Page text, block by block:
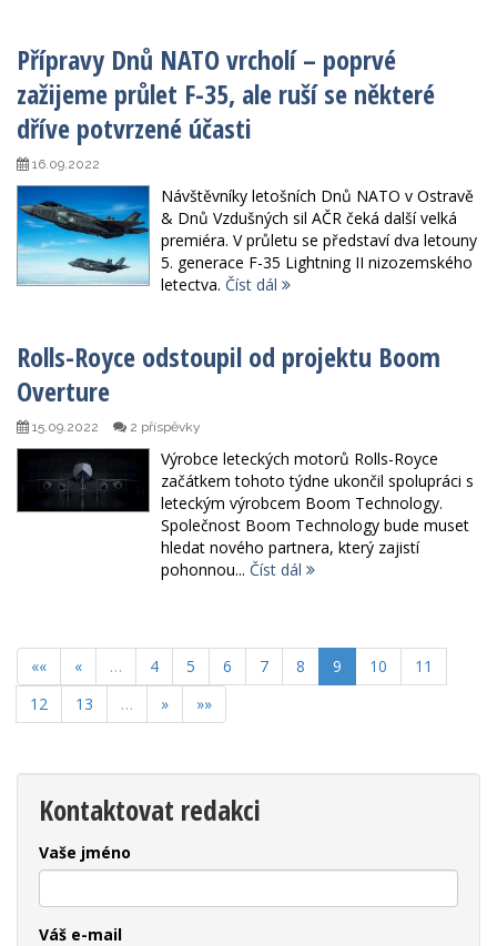
Přípravy Dnů NATO vrcholí – poprvé
zažijeme průlet F-35, ale ruší se některé
dříve potvrzené účasti
16.09.2022
Návštěvníky letošních Dnů NATO v Ostravě
& Dnů Vzdušných sil AČR čeká další velká
premiéra. V průletu se představí dva letouny
5. generace F-35 Lightning II nizozemského
letectva. Číst dál
Rolls-Royce odstoupil od projektu Boom
Overture
15.09.2022 2 příspěvky
Výrobce leteckých motorů Rolls-Royce
začátkem tohoto týdne ukončil spolupráci s
leteckým výrobcem Boom Technology.
Společnost Boom Technology bude muset
hledat nového partnera, který zajistí
pohonnou... Číst dál
«« « … 4 5 6 7 8 9 10
11
12
13 … » »»
Kontaktovat redakci
Vaše jméno
Váš e-mail